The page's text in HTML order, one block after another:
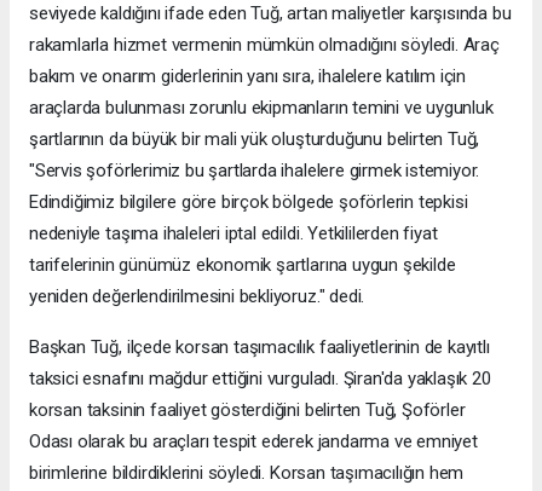
seviyede kaldığını ifade eden Tuğ, artan maliyetler karşısında bu
rakamlarla hizmet vermenin mümkün olmadığını söyledi. Araç
bakım ve onarım giderlerinin yanı sıra, ihalelere katılım için
araçlarda bulunması zorunlu ekipmanların temini ve uygunluk
şartlarının da büyük bir mali yük oluşturduğunu belirten Tuğ,
"Servis şoförlerimiz bu şartlarda ihalelere girmek istemiyor.
Edindiğimiz bilgilere göre birçok bölgede şoförlerin tepkisi
nedeniyle taşıma ihaleleri iptal edildi. Yetkililerden fiyat
tarifelerinin günümüz ekonomik şartlarına uygun şekilde
yeniden değerlendirilmesini bekliyoruz." dedi.
Başkan Tuğ, ilçede korsan taşımacılık faaliyetlerinin de kayıtlı
taksici esnafını mağdur ettiğini vurguladı. Şiran'da yaklaşık 20
korsan taksinin faaliyet gösterdiğini belirten Tuğ, Şoförler
Odası olarak bu araçları tespit ederek jandarma ve emniyet
birimlerine bildirdiklerini söyledi. Korsan taşımacılığın hem